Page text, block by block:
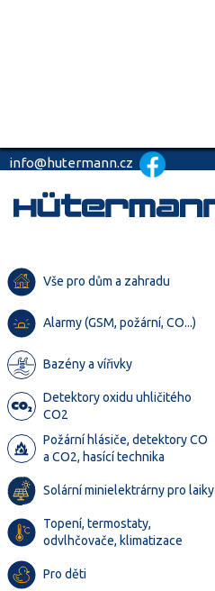
info@hutermann.cz
Vše pro dům a zahradu
Alarmy (GSM, požární, CO...)
Bazény a vířivky
Detektory oxidu uhličitého
CO2
Požární hlásiče, detektory CO
a CO2, hasící technika
Solární minielektrárny pro laiky
Topení, termostaty,
odvlhčovače, klimatizace
Pro děti